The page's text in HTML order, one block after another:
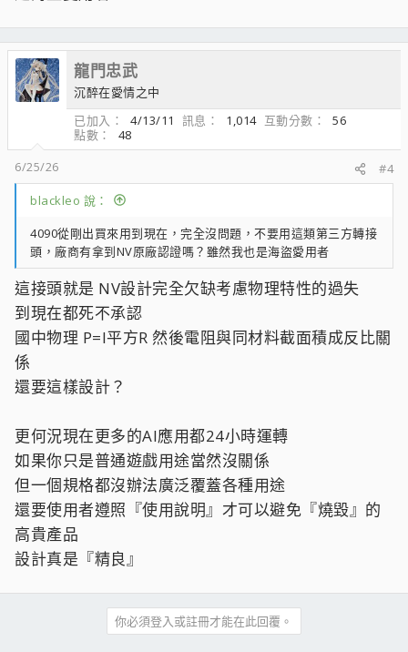
龍門忠武
沉醉在愛情之中
已加入
4/13/11 訊息 1,014 互動分數
56
點數
48
6/25/26
#4
blackleo 說：
4090從剛出買來用到現在，完全沒問題，不要用這類第三方轉接
頭，廠商有拿到NV原廠認證嗎？雖然我也是海盜愛用者
這接頭就是 NV設計完全欠缺考慮物理特性的過失
到現在都死不承認
國中物理 P=I平方R 然後電阻與同材料截面積成反比關
係
還要這樣設計？
更何況現在更多的AI應用都24小時運轉
如果你只是普通遊戲用途當然沒關係
但一個規格都沒辦法廣泛覆蓋各種用途
還要使用者遵照『使用說明』才可以避免『燒毀』的
高貴產品
設計真是『精良』
你必須登入或註冊才能在此回覆。